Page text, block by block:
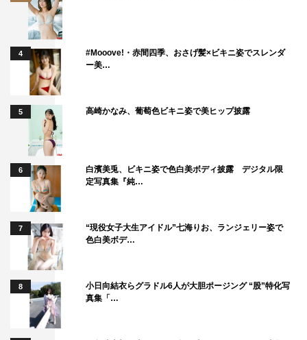
＜出演＞
おそ松：高崎翔太、カラ松：柏木佑介、チョロ松：植田圭
輔
一松：北村諒、十四松：小澤廉、トド松：赤澤遼太郎
トト子：出口亜梨沙、イヤミ：窪寺昭、チビ太：
KIMERU、ハタ坊：原勇弥
松造：佐久間祐人、松代：ザンヨウコ
収録：2018年11月25日（日）＠京都劇場
※写真は日本青年館ホール公演のもの。
©赤塚不二夫／喜劇「おそ松さん」製作委員会2018
dTV
4
#Mooove!・赤間四季、おさげ髪×ビキニ姿でスレンダ
ー美…
5 高崎かなみ、葡萄色ビキニ姿で美ヒップ披露
6
白濱美兎、ビキニ姿で色白美ボディ披露 デジタル限
定写真集『純…
7
“現役女子大生アイドル”七海りお、ランジェリー姿で
色白美ボデ…
8
小日向結衣らグラドル6人が大胆ポージング “股”特化写
真集「…